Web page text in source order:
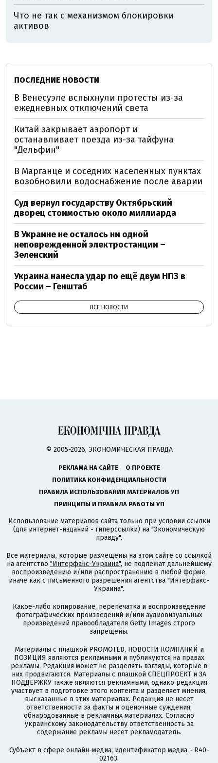
Что не так с механизмом блокировки
активов
ПОСЛЕДНИЕ НОВОСТИ
В Венесуэле вспыхнули протесты из-за
ежедневных отключений света
Китай закрывает аэропорт и
останавливает поезда из-за тайфуна
"Дельфин"
В Марганце и соседних населенных пунктах
возобновили водоснабжение после аварии
Суд вернул государству Октябрьский
дворец стоимостью около миллиарда
В Украине не осталось ни одной
неповрежденной электростанции –
Зеленский
Украина нанесла удар по ещё двум НПЗ в
России – Генштаб
ВСЕ НОВОСТИ
© 2005-2026, ЭКОНОМИЧЕСКАЯ ПРАВДА
РЕКЛАМА НА САЙТЕ
О ПРОЕКТЕ
ПОЛИТИКА КОНФИДЕНЦИАЛЬНОСТИ
ПРАВИЛА ИСПОЛЬЗОВАНИЯ МАТЕРИАЛОВ УП
ПРИНЦИПЫ И ПРАВИЛА РАБОТЫ УП
Использование материалов сайта только при условии ссылки
(для интернет-изданий - гиперссылки) на "Экономическую
правду".
Все материалы, которые размещены на этом сайте со ссылкой
на агентство "Интерфакс-Украина", не подлежат дальнейшему
воспроизведению и/или распространению в любой форме,
иначе как с письменного разрешения агентства "Интерфакс-
Украина".
Какое-либо копирование, перепечатка и воспроизведение
фотографических произведений и/или аудиовизуальных
произведений правообладателя Getty Images строго
запрещены.
Материалы с плашкой PROMOTED, НОВОСТИ КОМПАНИЙ и
ПОЗИЦИЯ являются рекламными и публикуются на правах
рекламы. Редакция может не разделять взгляды, которые в
них продвигаются. Материалы с плашкой СПЕЦПРОЕКТ и ЗА
ПОДДЕРЖКУ также являются рекламными, однако редакция
участвует в подготовке этого контента и разделяет мнения,
высказанные в этих материалах. Редакция не несет
ответственности за факты и оценочные суждения,
обнародованные в рекламных материалах. Согласно
украинскому законодательству ответственность за
содержание рекламы несет рекламодатель.
Субъект в сфере онлайн-медиа; идентификатор медиа - R40-
02163.